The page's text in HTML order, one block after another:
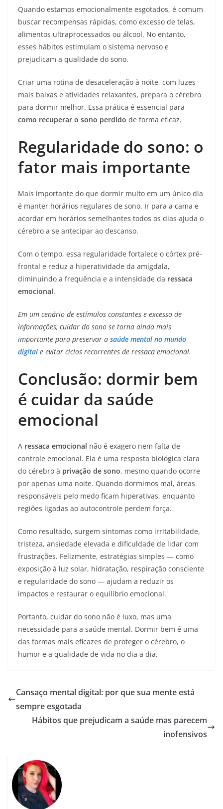
Quando estamos emocionalmente esgotados, é comum
buscar recompensas rápidas, como excesso de telas,
alimentos ultraprocessados ou álcool. No entanto,
esses hábitos estimulam o sistema nervoso e
prejudicam a qualidade do sono.
Criar uma rotina de desaceleração à noite, com luzes
mais baixas e atividades relaxantes, prepara o cérebro
para dormir melhor. Essa prática é essencial para
como recuperar o sono perdido de forma eficaz.
Regularidade do sono: o
fator mais importante
Mais importante do que dormir muito em um único dia
é manter horários regulares de sono. Ir para a cama e
acordar em horários semelhantes todos os dias ajuda o
cérebro a se antecipar ao descanso.
Com o tempo, essa regularidade fortalece o córtex pré-
frontal e reduz a hiperatividade da amígdala,
diminuindo a frequência e a intensidade da ressaca
emocional.
Em um cenário de estímulos constantes e excesso de
informações, cuidar do sono se torna ainda mais
importante para preservar a saúde mental no mundo
digital e evitar ciclos recorrentes de ressaca emocional.
Conclusão: dormir bem
é cuidar da saúde
emocional
A ressaca emocional não é exagero nem falta de
controle emocional. Ela é uma resposta biológica clara
do cérebro à privação de sono, mesmo quando ocorre
por apenas uma noite. Quando dormimos mal, áreas
responsáveis pelo medo ficam hiperativas, enquanto
regiões ligadas ao autocontrole perdem força.
Como resultado, surgem sintomas como irritabilidade,
tristeza, ansiedade elevada e dificuldade de lidar com
frustrações. Felizmente, estratégias simples — como
exposição à luz solar, hidratação, respiração consciente
e regularidade do sono — ajudam a reduzir os
impactos e restaurar o equilíbrio emocional.
Portanto, cuidar do sono não é luxo, mas uma
necessidade para a saúde mental. Dormir bem é uma
das formas mais eficazes de proteger o cérebro, o
humor e a qualidade de vida no dia a dia.
Cansaço mental digital: por que sua mente está
sempre esgotada
Hábitos que prejudicam a saúde mas parecem
inofensivos